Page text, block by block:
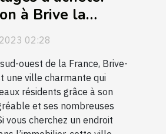
à Brive la
02:28
ouest de la France, Brive-
une ville charmante qui
résidents grâce à son
et ses nombreuses
vous cherchez un endroit